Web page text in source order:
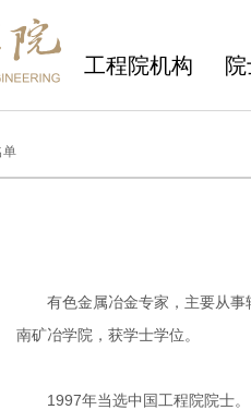
工程院机构
单
有色金属冶金专家，主要从事
南矿冶学院，获学士学位。
1997年当选中国工程院院士。